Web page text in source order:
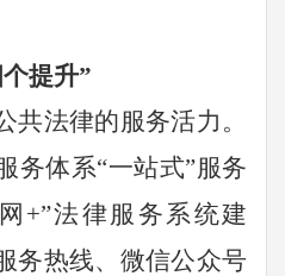
个提升”
共法律的服务活力。
务体系“一站式”服务
+”法律服务系统建
务热线、微信公众号